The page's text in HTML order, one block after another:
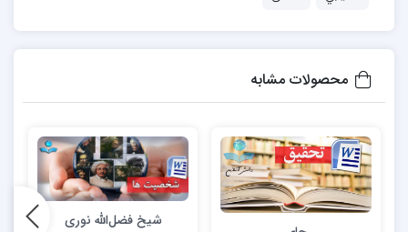
محصولات مشابه
شیخ فضل‌الله نوری